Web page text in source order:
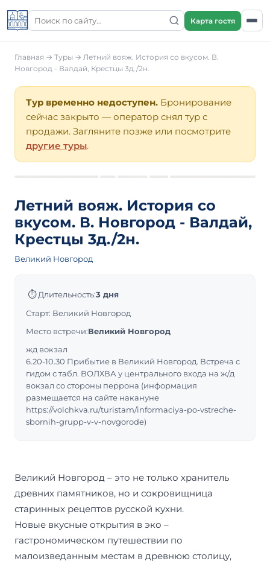
Карта гостя
Главная → Туры → Летний вояж. История со вкусом. В.
Новгород - Валдай, Крестцы 3д./2н.
Тур временно недоступен. Бронирование
сейчас закрыто — оператор снял тур с
продажи. Загляните позже или посмотрите
другие туры.
Летний вояж. История со
вкусом. В. Новгород - Валдай,
Крестцы 3д./2н.
Великий Новгород
⏱ Длительность:3 дня
Старт: Великий Новгород
Место встречи:Великий Новгород
жд вокзал
6.20-10.30 Прибытие в Великий Новгород. Встреча с
гидом с табл. ВОЛХВА у центрального входа на ж/д
вокзал со стороны перрона (информация
размещается на сайте накануне
https://volchkva.ru/turistam/informaciya-po-vstreche-
sbornih-grupp-v-v-novgorode)
Великий Новгород – это не только хранитель
древних памятников, но и сокровищница
старинных рецептов русской кухни.
Новые вкусные открытия в эко –
гастрономическом путешествии по
малоизведанным местам в древнюю столицу,